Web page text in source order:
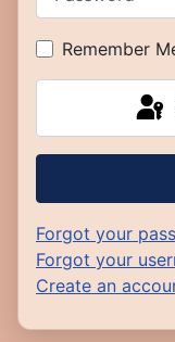
Remember
Forgot your
Forgot your
Create an